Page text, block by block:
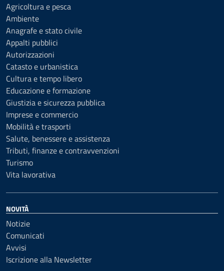
Agricoltura e pesca
Ambiente
Anagrafe e stato civile
Appalti pubblici
Autorizzazioni
Catasto e urbanistica
Cultura e tempo libero
Educazione e formazione
Giustizia e sicurezza pubblica
Imprese e commercio
Mobilità e trasporti
Salute, benessere e assistenza
Tributi, finanze e contravvenzioni
Turismo
Vita lavorativa
NOVITÀ
Notizie
Comunicati
Avvisi
Iscrizione alla Newsletter